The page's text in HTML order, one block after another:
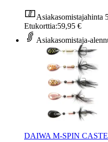
Asiakasomistajahinta
Etukorttia:59,95 €
Asiakasomistaja-
DAIWA M-SPIN